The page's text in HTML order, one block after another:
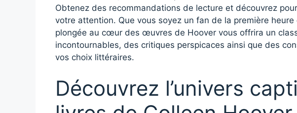
Obtenez des recommandations de lecture et découvrez
votre attention. Que vous soyez un fan de la première
plongée au cœur des œuvres de Hoover vous offrira un
incontournables, des critiques perspicaces ainsi que des
vos choix littéraires.
Découvrez l’univers